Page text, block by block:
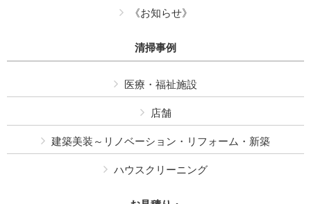
《お知らせ》
清掃事例
医療・福祉施設
店舗
建築美装～リノベーション・リフォーム・新築
ハウスクリーニング